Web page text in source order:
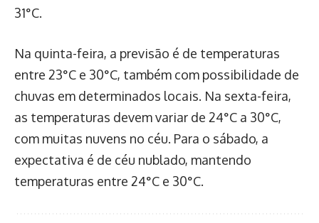
31°C.
Na quinta-feira, a previsão é de temperaturas
entre 23°C e 30°C, também com possibilidade de
chuvas em determinados locais. Na sexta-feira,
as temperaturas devem variar de 24°C a 30°C,
com muitas nuvens no céu. Para o sábado, a
expectativa é de céu nublado, mantendo
temperaturas entre 24°C e 30°C.